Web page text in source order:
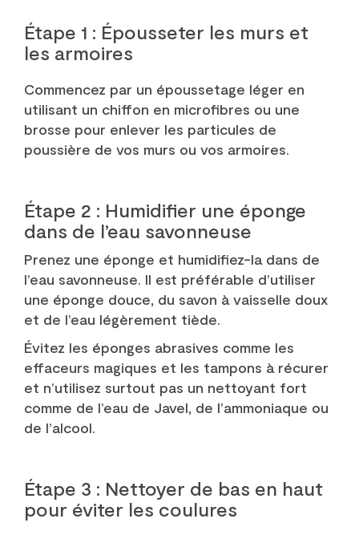
Étape 1 : Épousseter les murs et
les armoires
Commencez par un époussetage léger en
utilisant un chiffon en microfibres ou une
brosse pour enlever les particules de
poussière de vos murs ou vos armoires.
Étape 2 : Humidifier une éponge
dans de l’eau savonneuse
Prenez une éponge et humidifiez-la dans de
l’eau savonneuse. Il est préférable d’utiliser
une éponge douce, du savon à vaisselle doux
et de l’eau légèrement tiède.
Évitez les éponges abrasives comme les
effaceurs magiques et les tampons à récurer
et n’utilisez surtout pas un nettoyant fort
comme de l’eau de Javel, de l’ammoniaque ou
de l’alcool.
Étape 3 : Nettoyer de bas en haut
pour éviter les coulures